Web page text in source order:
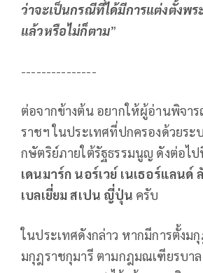
ว่าจะเป็นกรณีที่ได้มีการแต่งตั้งพร
แล้วหรือไม่ก็ตาม”
---------------
ต่อจากข้างต้น อยากให้ผู้อ่านพิจา
ราชฯ ในประเทศที่ปกครองด้วยร
กษัตริย์ภายใต้รัฐธรรมนูญ ดังต่อไ
เดนมาร์ก นอร์เวย์ เนเธอร์แลนด์
เบลเยี่ยม สเปน ญี่ปุ่น ครับ
ในประเทศดังกล่าว หากมีการตั้งม
มกุฎราชกุมารี ตามกฎมณเฑียรบาล